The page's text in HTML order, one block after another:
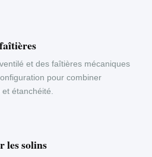
et des faîtières mécaniques
pour combiner
étanchéité.
les solins